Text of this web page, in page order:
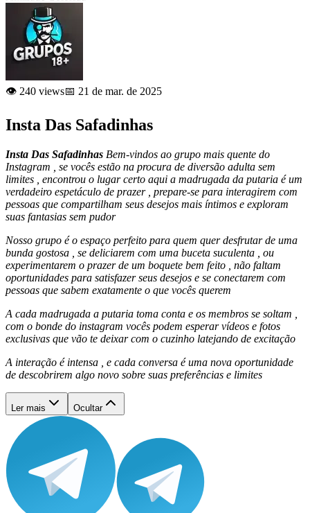
👁️ 240 views📅 21 de mar. de 2025
Insta Das Safadinhas
Insta Das Safadinhas Bem-vindos ao grupo mais quente do
Instagram , se vocês estão na procura de diversão adulta sem
limites , encontrou o lugar certo aqui a madrugada da putaria é um
verdadeiro espetáculo de prazer , prepare-se para interagirem com
pessoas que compartilham seus desejos mais íntimos e exploram
suas fantasias sem pudor
Nosso grupo é o espaço perfeito para quem quer desfrutar de uma
bunda gostosa , se deliciarem com uma buceta suculenta , ou
experimentarem o prazer de um boquete bem feito , não faltam
oportunidades para satisfazer seus desejos e se conectarem com
pessoas que sabem exatamente o que vocês querem
A cada madrugada a putaria toma conta e os membros se soltam ,
com o bonde do instagram vocês podem esperar vídeos e fotos
exclusivas que vão te deixar com o cuzinho latejando de excitação
A interação é intensa , e cada conversa é uma nova oportunidade
de descobrirem algo novo sobre suas preferências e limites
Ler mais Ocultar